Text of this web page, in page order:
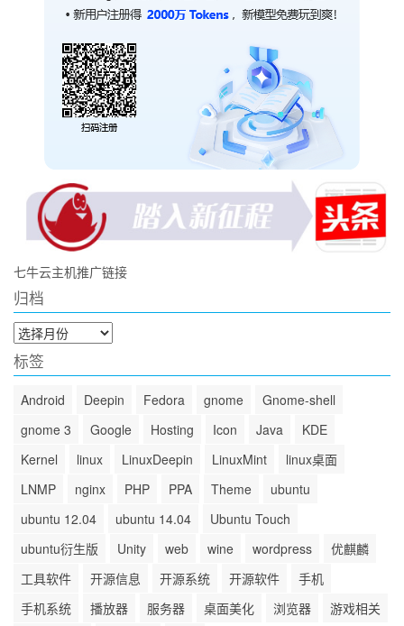
七牛云主机推广链接
归档
归
档
标签
Android Deepin Fedora gnome
Gnome-shell
gnome 3
Google Hosting Icon Java
KDE
Kernel
linux LinuxDeepin LinuxMint
linux桌面
LNMP
nginx PHP PPA Theme
ubuntu
ubuntu 12.04
ubuntu 14.04
Ubuntu Touch
ubuntu衍生版
Unity web wine wordpress
优麒麟
工具软件
开源信息 开源系统 开源软件
手机
手机系统
播放器 服务器 桌面美化 浏览器 游戏相关